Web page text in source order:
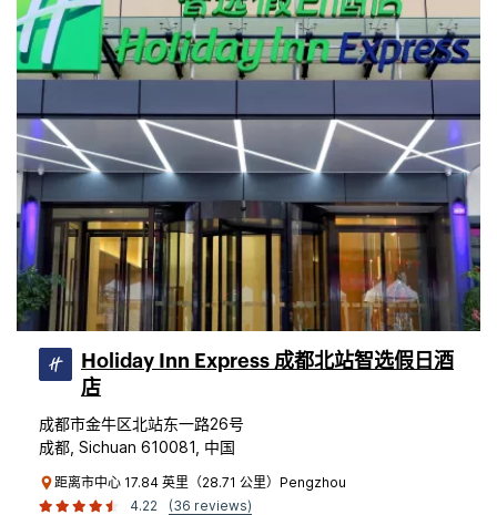
Holiday Inn Express 成都北站智选假日酒
店
成都市金牛区北站东一路26号
成都, Sichuan 610081, 中国
距离市中心 17.84 英里（28.71 公里）Pengzhou
4.22
(36 reviews)